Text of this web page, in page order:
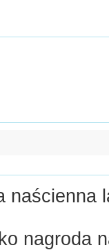
naścienna
nagroda